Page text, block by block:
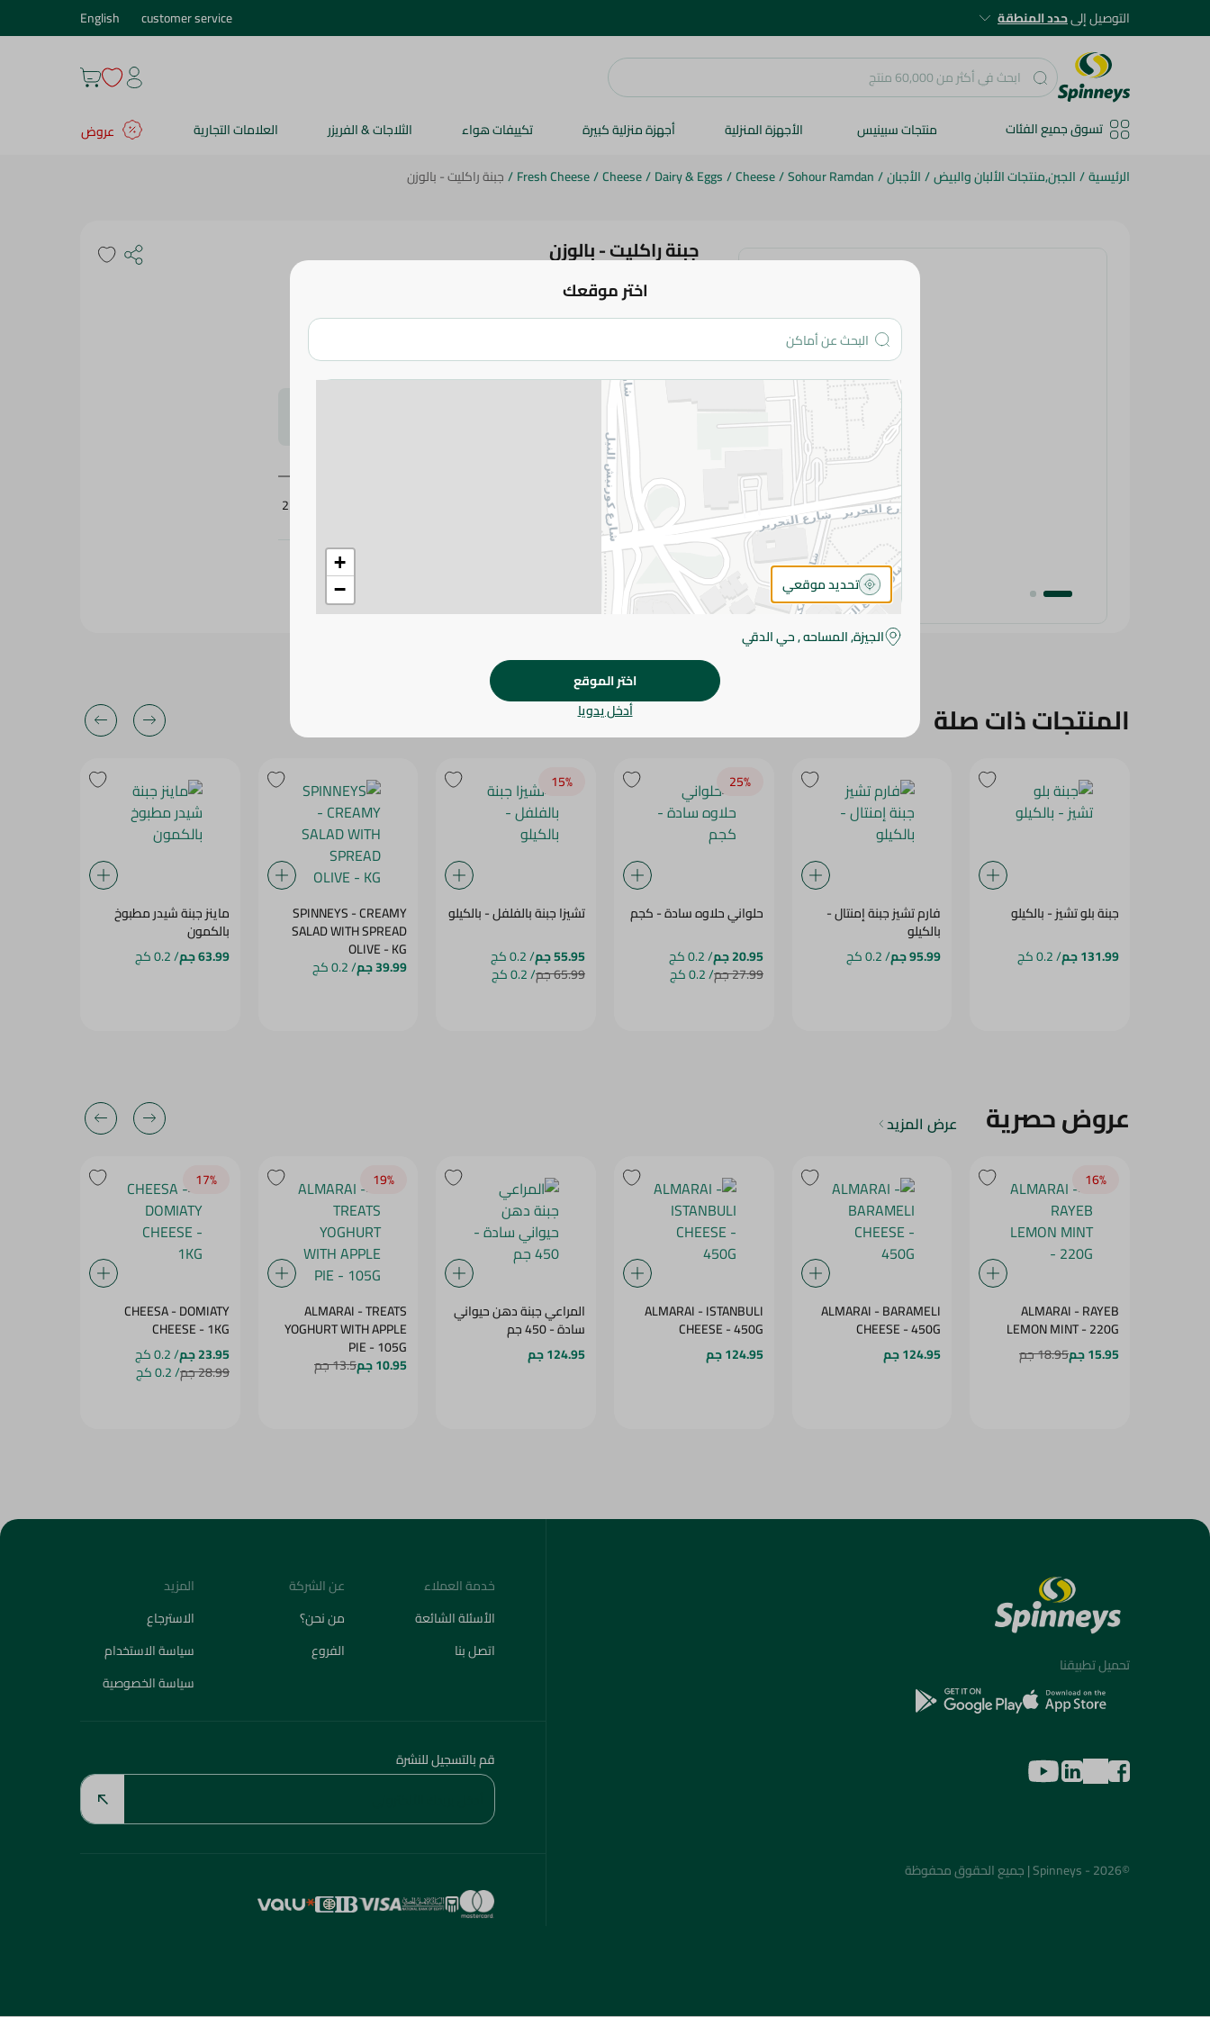
التوصيل إلىحدد المنطقة customer service
English
تسوق جميع الفئات منتجات سبينيس الأجهزة المنزلية أجهزة منزلية كبيرة تكييفات هواء الثلاجات & الفريزر العلامات التجارية
عروض
الرئيسية/الجبن,منتجات الألبان والبيض/الأجبان/
Sohour Ramdan
/
Cheese
/
Dairy & Eggs
/
Cheese
/
Fresh Cheese
/جبنة راكليت - بالوزن
جبنة راكليت - بالوزن
يرجى الملاحظة:
طفيف. قد يتغير التعبئة بناءً على التوفر.
المواصفات
SKU
219753
المنتجات ذات صلة
جبنة بلو تشيز - بالكيلو
131.99 جم
/ 0.2 كج
فارم تشيز جبنة إمنتال -
بالكيلو
95.99 جم
/ 0.2 كج
25‎%‎
حلواني حلاوه سادة - كجم
20.95 جم
/ 0.2 كج
27.99 جم / 0.2 كج
15‎%‎
تشيزا جبنة بالفلفل - بالكيلو
55.95 جم
/ 0.2 كج
65.99 جم / 0.2 كج
SPINNEYS - CREAMY
SALAD WITH SPREAD
OLIVE - KG
39.99 جم / 0.2 كج
ماينز جبنة شيدر مطبوخ
بالكمون
63.99 جم
/ 0.2 كج
عروض حصرية عرض المزيد
16‎%‎
ALMARAI - RAYEB
LEMON MINT - 220G
15.95 جم
18.95 جم
ALMARAI - BARAMELI
CHEESE - 450G
124.95 جم
ALMARAI - ISTANBULI
CHEESE - 450G
124.95 جم
المراعي جبنة دهن حيواني
سادة - 450 جم
124.95 جم
19‎%‎
ALMARAI - TREATS
YOGHURT WITH APPLE
PIE - 105G
10.95 جم 13.5 جم
17‎%‎
CHEESA - DOMIATY
CHEESE - 1KG
23.95 جم
/ 0.2 كج
28.99 جم / 0.2 كج
اختر موقعك
+
−
تحديد موقعي
الجيزة, المساحه , حي الدقي
اختر الموقع
أدخل يدويا
تحميل تطبيقنا
©2026 - Spinneys | جميع الحقوق محفوظة
خدمة العملاء
الأسئلة الشائعة
اتصل بنا
عن الشركة
من نحن؟
الفروع
المزيد
الاسترجاع
سياسة الاستخدام
سياسة الخصوصية
قم بالتسجيل للنشرة